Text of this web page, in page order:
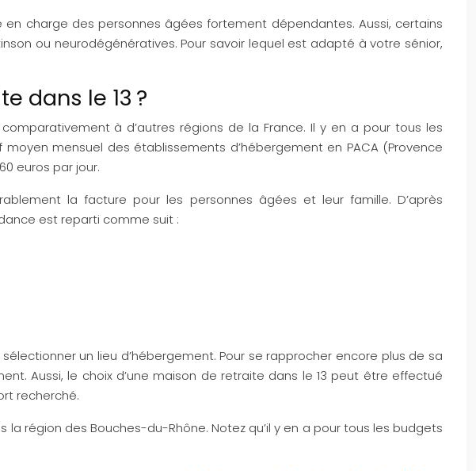
en charge des personnes âgées fortement dépendantes. Aussi, certains
ou neurodégénératives. Pour savoir lequel est adapté à votre sénior,
dans le 13 ?
à d’autres régions de la France. Il y en a pour tous les
mensuel des établissements d’hébergement en PACA (Provence
euros par jour.
la facture pour les personnes âgées et leur famille. D’après
est reparti comme suit :
un lieu d’hébergement. Pour se rapprocher encore plus de sa
Aussi, le choix d’une maison de retraite dans le 13 peut être effectué
recherché.
région des Bouches-du-Rhône. Notez qu’il y en a pour tous les budgets